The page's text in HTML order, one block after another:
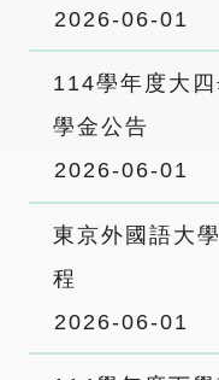
2026-06-01
114學年度大
學金公告
2026-06-01
東京外國語大
程
2026-06-01